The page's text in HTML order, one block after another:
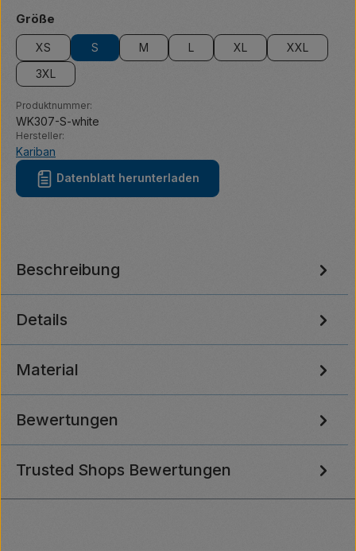
Größe
XS S M L XL
XXL
3XL
Produktnummer:
WK307-S-white
Hersteller:
Kariban
Datenblatt herunterladen
Beschreibung
Details
Material
Bewertungen
Trusted Shops Bewertungen